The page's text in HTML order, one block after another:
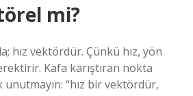
mi?
hız vektördür. Çünkü hız, yön
Kafa karıştıran nokta
unutmayın: “hız bir vektördür,